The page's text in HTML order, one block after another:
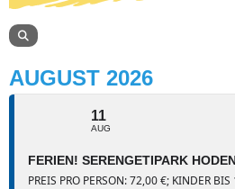
AUGUST 2026
11
AUG
FERIEN! SERENGETIPARK
PREIS PRO PERSON: 72,00 €; KINDER